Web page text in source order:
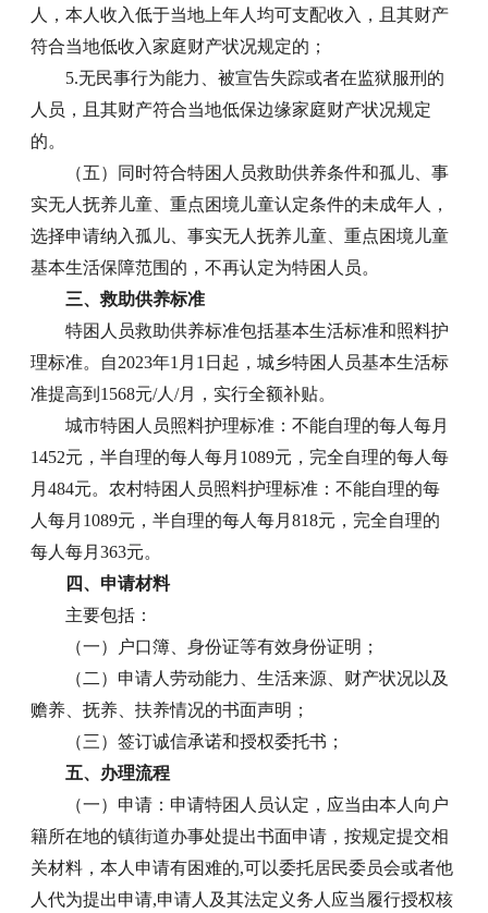
人，本人收入低于当地上年人均可支配收入，且其财产
符合当地低收入家庭财产状况规定的；
5.无民事行为能力、被宣告失踪或者在监狱服刑的
人员，且其财产符合当地低保边缘家庭财产状况规定
的。
（五）同时符合特困人员救助供养条件和孤儿、事
实无人抚养儿童、重点困境儿童认定条件的未成年人，
选择申请纳入孤儿、事实无人抚养儿童、重点困境儿童
基本生活保障范围的，不再认定为特困人员。
三、救助供养标准
特困人员救助供养标准包括基本生活标准和照料护
理标准。自2023年1月1日起，城乡特困人员基本生活标
准提高到1568元/人/月，实行全额补贴。
城市特困人员照料护理标准：不能自理的每人每月
1452元，半自理的每人每月1089元，完全自理的每人每
月484元。农村特困人员照料护理标准：不能自理的每
人每月1089元，半自理的每人每月818元，完全自理的
每人每月363元。
四、申请材料
主要包括：
（一）户口簿、身份证等有效身份证明；
（二）申请人劳动能力、生活来源、财产状况以及
赡养、抚养、扶养情况的书面声明；
（三）签订诚信承诺和授权委托书；
五、办理流程
（一）申请：申请特困人员认定，应当由本人向户
籍所在地的镇街道办事处提出书面申请，按规定提交相
关材料，本人申请有困难的,可以委托居民委员会或者他
人代为提出申请,申请人及其法定义务人应当履行授权核